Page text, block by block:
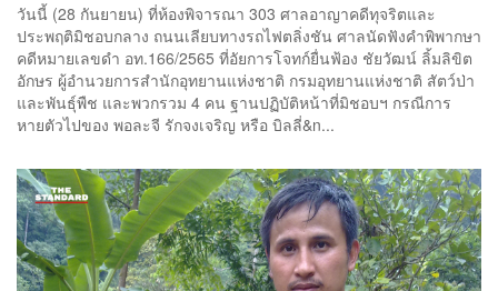
วันนี้ (28 กันยายน) ที่ห้องพิจารณา 303 ศาลอาญาคดีทุจริตและ
ประพฤติมิชอบกลาง ถนนเลียบทางรถไฟตลิ่งชัน ศาลนัดฟังคำพิพากษา
คดีหมายเลขดำ อท.166/2565 ที่อัยการโจทก์ยื่นฟ้อง ชัยวัฒน์ ลิ้มลิขิต
อักษร ผู้อำนวยการสำนักอุทยานแห่งชาติ กรมอุทยานแห่งชาติ สัตว์ป่า
และพันธุ์พืช และพวกรวม 4 คน ฐานปฏิบัติหน้าที่มิชอบฯ กรณีการ
หายตัวไปของ พอละจี รักจงเจริญ หรือ บิลลี่&n...